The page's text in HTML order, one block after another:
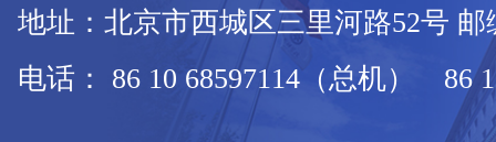
地址：北京市西城区三里河路52号 邮
电话： 86 10 68597114（总机） 86